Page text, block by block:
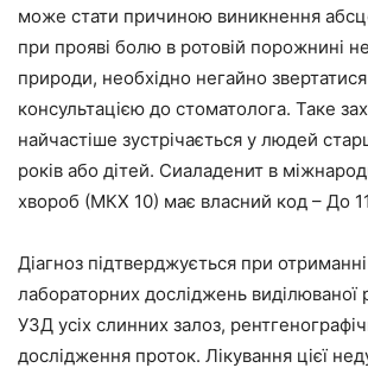
може стати причиною виникнення
при прояві болю в ротовій порожнині
природи, необхідно негайно
консультацією до стоматолога. Таке
найчастіше зустрічається у людей
років або дітей. Сиаладенит в
хвороб (МКХ 10) має власний код – До
Діагноз підтверджується при отриманні
лабораторних досліджень виділюваної
УЗД усіх слинних залоз,
дослідження проток. Лікування цієї